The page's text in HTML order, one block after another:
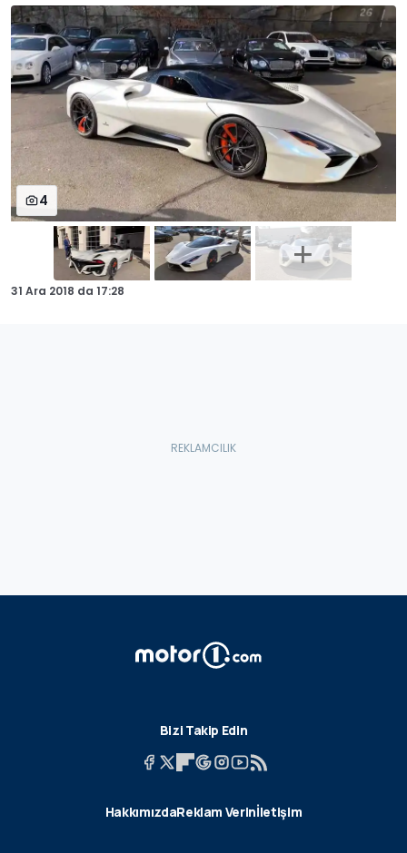
4
31 Ara 2018 da 17:28
Bizi Takip Edin
HakkımızdaReklam Verinİletişim